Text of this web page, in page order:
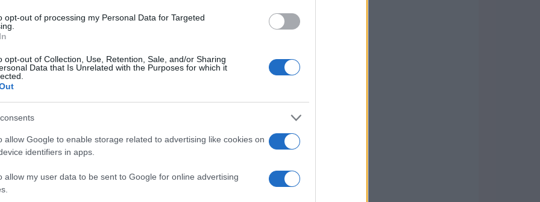
opt-out of processing my Personal Data for Targeted
opt-out of Collection, Use, Retention, Sale, and/or Sharing
Data that Is Unrelated with the Purposes for which it
allow Google to enable storage related to advertising like cookies on
identifiers in apps.
allow my user data to be sent to Google for online advertising
che emana raffinatezza. È perfetto
capace di completare look sofisticati come
e sentirai subito la sicurezza e il
fronzoli. La numero 1 ti lascerà a bocca
Pliage di Longchamp è ciò che fa per te.
e ripiegabile, questo zaino è un alleato
un ampio scomparto interno adatto per un